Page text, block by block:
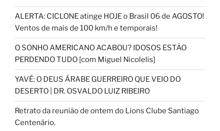
ALERTA: CICLONE atinge HOJE o Brasil 06 de AGOSTO!
Ventos de mais de 100 km/h e temporais!
O SONHO AMERICANO ACABOU? IDOSOS ESTÃO
PERDENDO TUDO [com Miguel Nicolelis]
YAVÉ: O DEUS ÁRABE GUERREIRO QUE VEIO DO
DESERTO | DR. OSVALDO LUIZ RIBEIRO
Retrato da reunião de ontem do Lions Clube Santiago
Centenário.